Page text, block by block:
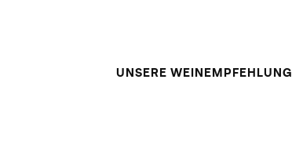
UNSERE WEINEMPFEHLUNG